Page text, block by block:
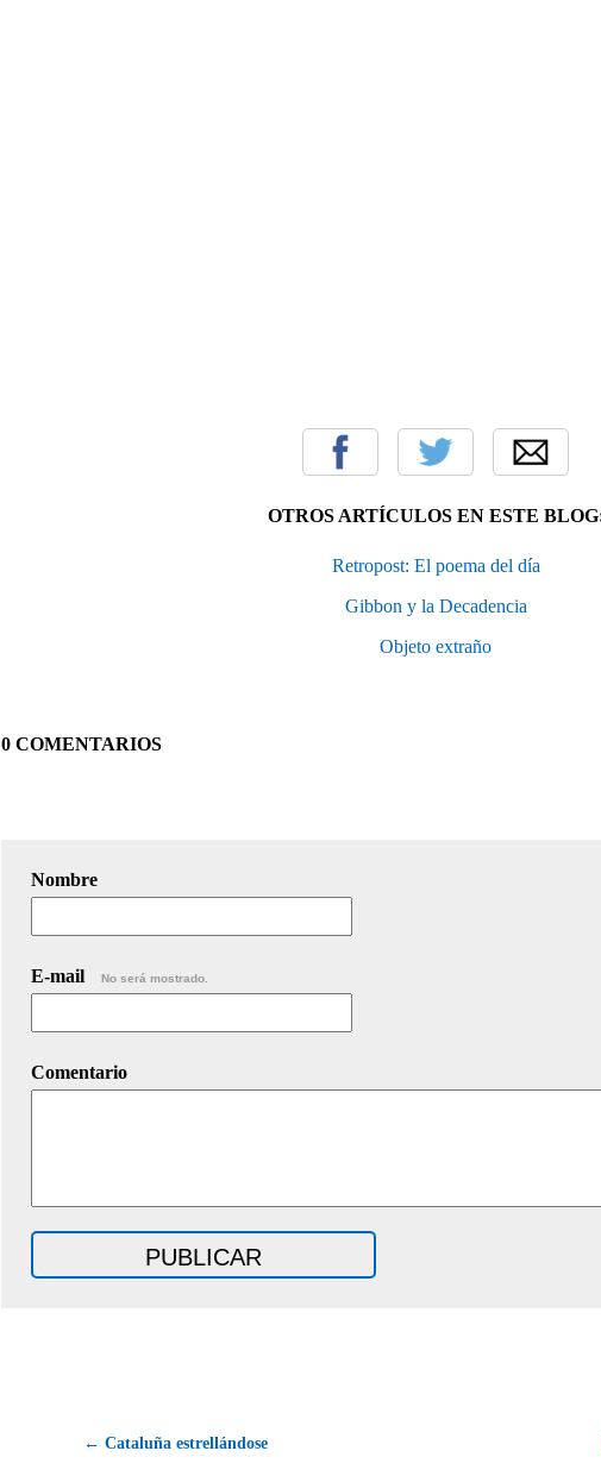
OTROS ARTÍCULOS EN ESTE
Retropost: El poema del día
Gibbon y la Decadencia
Objeto extraño
0 COMENTARIOS
Nombre
E-mail No será mostrado.
Comentario
← Cataluña estrellándose